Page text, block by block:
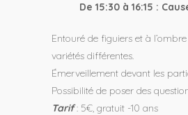
De 15:30 à 16:15 :
Entouré de figuiers et à
variétés différentes.
Émerveillement devant les
Possibilité de poser des
Tarif : 5€, gratuit -10 ans